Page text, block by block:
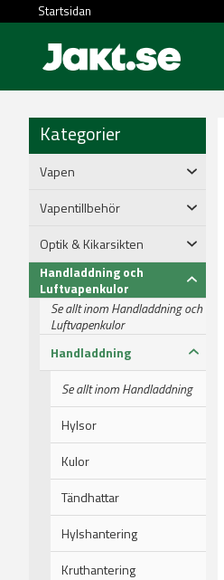
Startsidan
Kategorier
Vapen
Vapentillbehör
Optik & Kikarsikten
Handladdning och
Luftvapenkulor
Se allt inom Handladdning och
Luftvapenkulor
Handladdning
Se allt inom Handladdning
Hylsor
Kulor
Tändhattar
Hylshantering
Kruthantering